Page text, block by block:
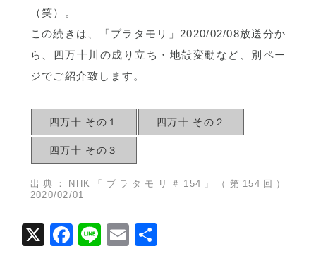
（笑）。
この続きは、「ブラタモリ」2020/02/08放送分か
ら、四万十川の成り立ち・地殻変動など、別ペー
ジでご紹介致します。
四万十 その１ 四万十 その２
四万十 その３
出典：NHK「ブラタモリ＃154」（第154回）
2020/02/01
X Facebook
LineEmail